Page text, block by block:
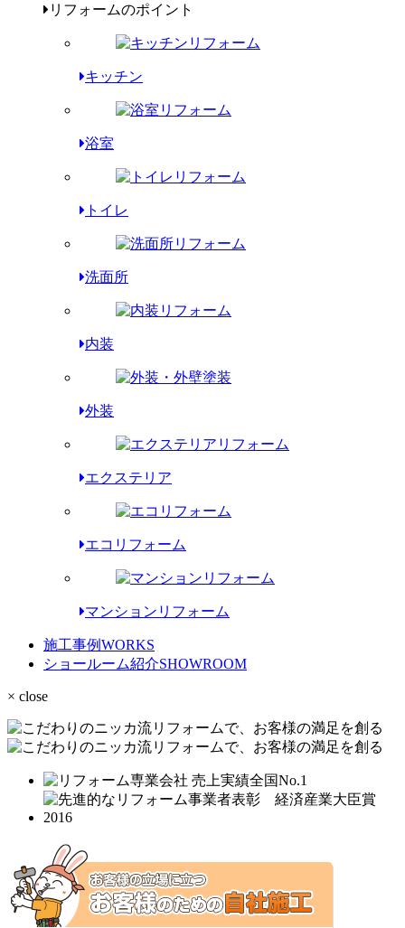
リフォームのポイント
キッチン
浴室
トイレ
洗面所
内装
外装
エクステリア
エコリフォーム
マンションリフォーム
施工事例WORKS
ショールーム紹介SHOWROOM
× close